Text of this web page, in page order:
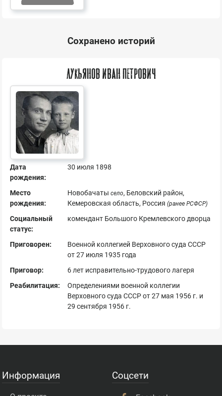
Сохранено историй
Лукьянов Иван Петрович
Дата
рождения:
30 июля 1898
Место
рождения:
Новобачаты село, Беловский район,
Кемеровская область, Россия (ранее РСФСР)
Социальный
статус:
комендант Большого Кремлевского дворца
Приговорен:
Военной коллегией Верховного суда СССР
от 27 июля 1935 года
Приговор:
6 лет исправительно-трудового лагеря
Реабилитация:
Определениями военной коллегии
Верховного суда СССР от 27 мая 1956 г. и
29 сентября 1956 г.
Информация Соцсети